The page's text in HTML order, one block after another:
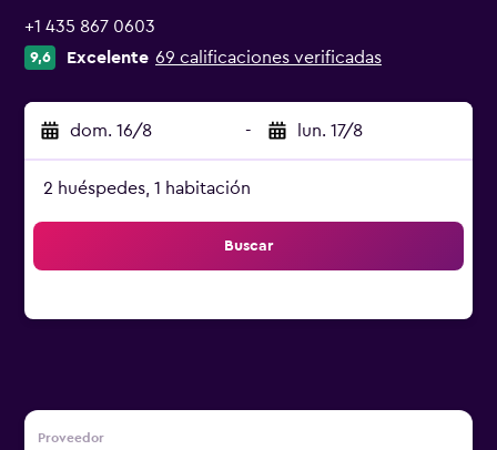
+1 435 867 0603
9,6 Excelente 69 calificaciones verificadas
dom. 16/8 - lun. 17/8
2 huéspedes, 1 habitación
Buscar
Proveedor